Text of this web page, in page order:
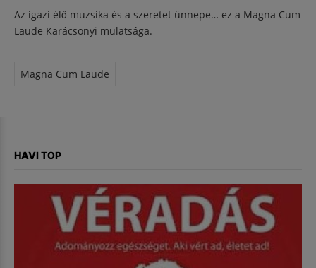
Az igazi élő muzsika és a szeretet ünnepe… ez a Magna Cum
Laude Karácsonyi mulatsága.
Magna Cum Laude
HAVI TOP